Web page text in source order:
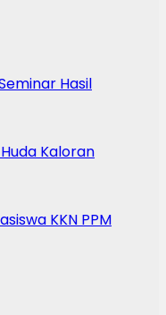
Hasil
Kaloran
KKN PPM